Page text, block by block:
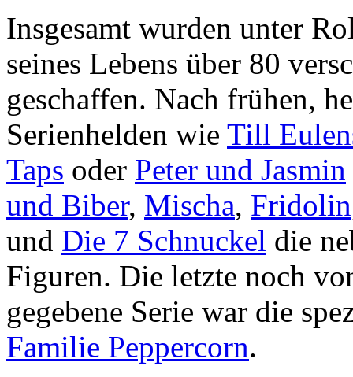
Insgesamt wurden unter
seines Lebens über 80
geschaffen. Nach frühen,
Serienhelden wie Till
Taps oder Peter und Jasmin
und Biber, Mischa, Fridolin
und Die 7 Schnuckel die
Figuren. Die letzte noch
gegebene Serie war die
Familie Peppercorn.